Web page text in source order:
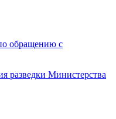
обращению с
разведки Министерства